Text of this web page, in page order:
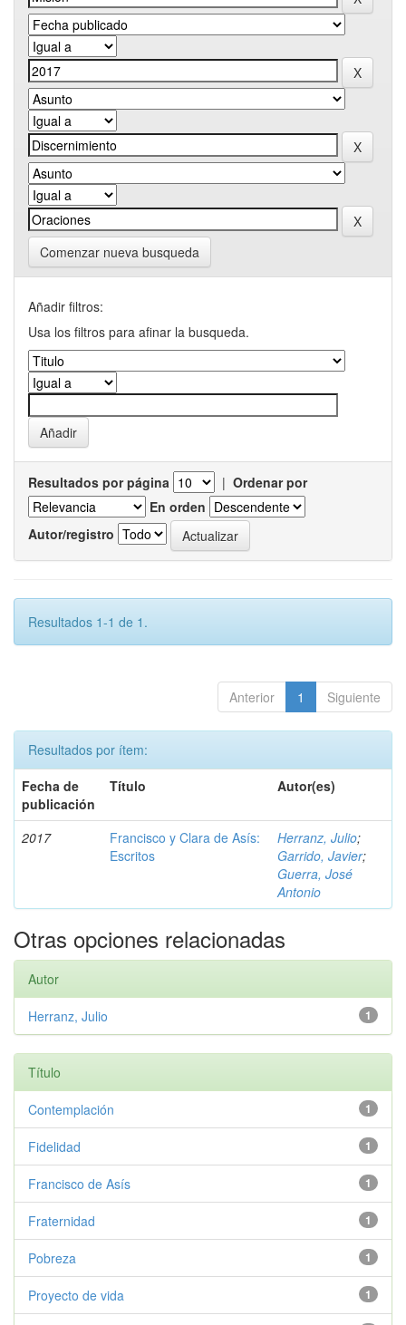
Comenzar nueva busqueda
Añadir filtros:
Usa los filtros para afinar la busqueda.
Resultados por página | Ordenar por
En orden
Autor/registro
Resultados 1-1 de 1.
Anterior 1 Siguiente
Resultados por ítem:
Fecha de
publicación
Título Autor(es)
2017
Francisco y Clara de Asís:
Escritos
Herranz, Julio;
Garrido, Javier;
Guerra, José
Antonio
Otras opciones relacionadas
Autor
1
Herranz, Julio
Título
1
Contemplación
1
Fidelidad
1
Francisco de Asís
1
Fraternidad
1
Pobreza
1
Proyecto de vida